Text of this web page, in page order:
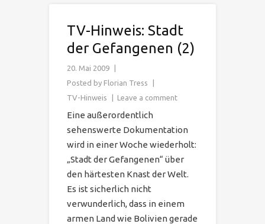
TV-Hinweis: Stadt
der Gefangenen (2)
20. Mai 2009
Posted by Florian Tress
TV-Hinweis
Leave a comment
Eine außerordentlich
sehenswerte Dokumentation
wird in einer Woche wiederholt:
„Stadt der Gefangenen“ über
den härtesten Knast der Welt.
Es ist sicherlich nicht
verwunderlich, dass in einem
armen Land wie Bolivien gerade